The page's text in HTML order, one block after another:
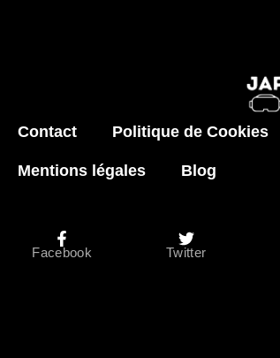
Contact Politique de Cookies
Mentions légales Blog
Facebook Twitter